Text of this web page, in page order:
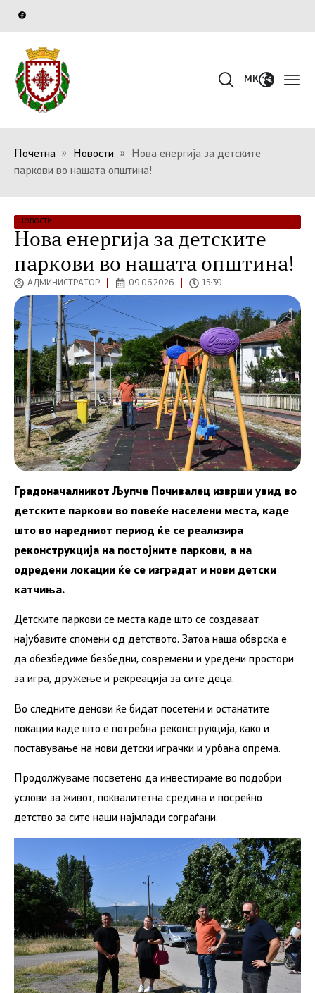
MK
Почетна » Новости »
Нова енергија за детските
паркови во нашата општина!
НОВОСТИ
Нова енергија за детските
паркови во нашата општина!
АДМИНИСТРАТОР 09.06.2026 15:39
Градоначалникот Љупче Почивалец изврши увид во
детските паркови во повеќе населени места, каде
што во наредниот период ќе се реализира
реконструкција на постојните паркови, а на
одредени локации ќе се изградат и нови детски
катчиња.
Детските паркови се места каде што се создаваат
најубавите спомени од детството. Затоа наша обврска е
да обезбедиме безбедни, современи и уредени простори
за игра, дружење и рекреација за сите деца.
Во следните денови ќе бидат посетени и останатите
локации каде што е потребна реконструкција, како и
поставување на нови детски играчки и урбана опрема.
Продолжуваме посветено да инвестираме во подобри
услови за живот, поквалитетна средина и посреќно
детство за сите наши најмлади сограѓани.